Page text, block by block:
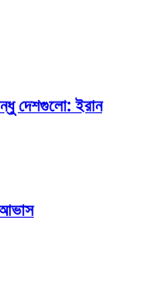
দেশগুলো: ইরান